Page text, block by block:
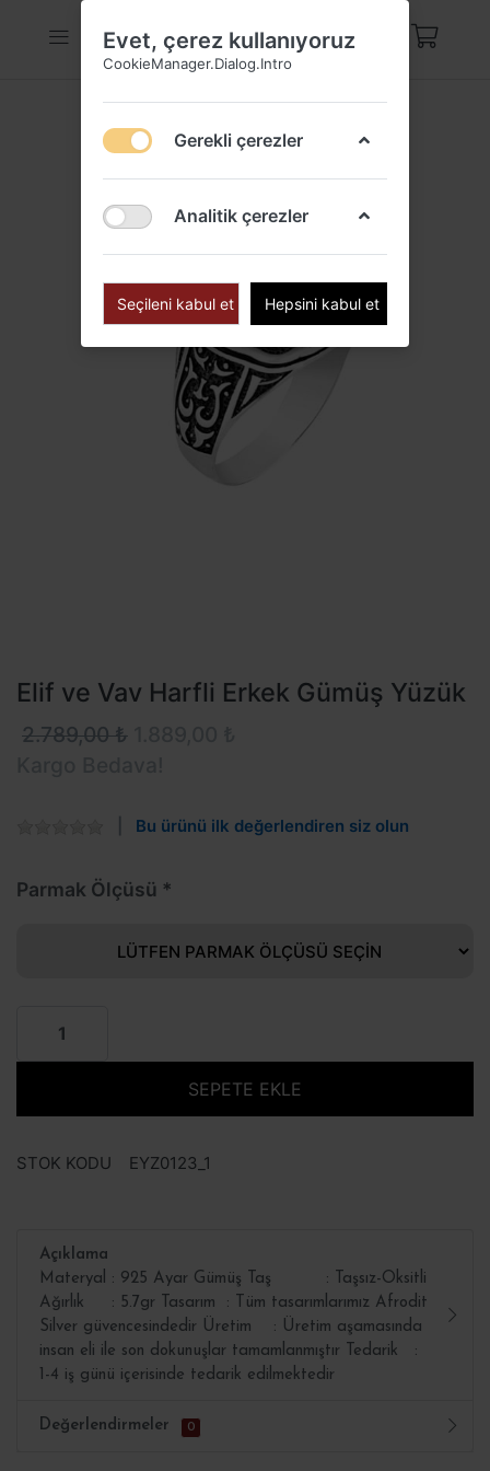
Elif ve Vav Harfli Erkek Gümüş Yüzük
2.789,00 ₺
Bu ürünü ilk değerlendiren siz olun
Parmak Ölçüsü
SEPETE EKLE
STOK KODU EYZ0123_1
Açıklama
Materyal : 925 Ayar Gümüş Taş : Taşsız-Oksitli
Ağırlık : 5.7gr Tasarım : Tüm tasarımlarımız Afrodit
Silver güvencesindedir Üretim : Üretim aşamasında
insan eli ile son dokunuşlar tamamlanmıştır Tedarik :
1-4 iş günü içerisinde tedarik edilmektedir
Değerlendirmeler 0
Evet, çerez kullanıyoruz
CookieManager.Dialog.Intro
Gerekli çerezler
Analitik çerezler
Seçileni kabul et Hepsini kabul et